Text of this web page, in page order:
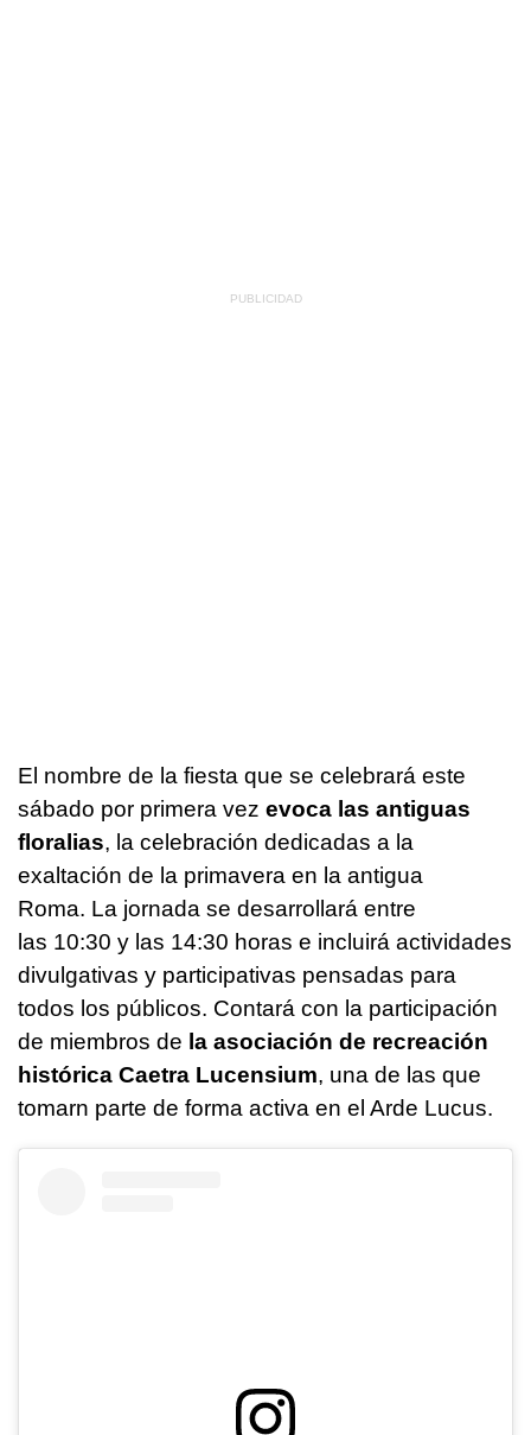
El nombre de la fiesta que se celebrará este
sábado por primera vez evoca las antiguas
floralias, la celebración dedicadas a la
exaltación de la primavera en la antigua
Roma. La jornada se desarrollará entre
las 10:30 y las 14:30 horas e incluirá actividades
divulgativas y participativas pensadas para
todos los públicos. Contará con la participación
de miembros de la asociación de recreación
histórica Caetra Lucensium, una de las que
tomarn parte de forma activa en el Arde Lucus.